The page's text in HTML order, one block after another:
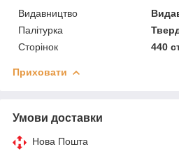
Видавництво
Палітурка
Сторінок
440
Приховати
Умови доставки
Нова Пошта